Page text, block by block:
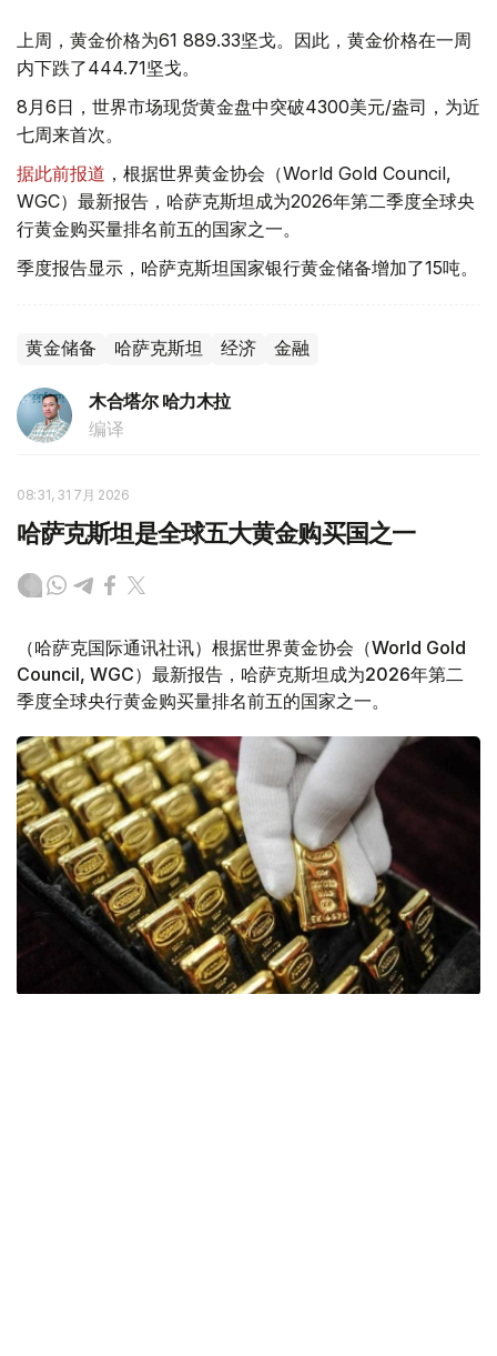
上周，黄金价格为61 889.33坚戈。因此，黄金价格在一周
内下跌了444.71坚戈。
8月6日，世界市场现货黄金盘中突破4300美元/盎司，为近
七周来首次。
据此前报道 ，根据世界黄金协会（World Gold Council,
WGC）最新报告，哈萨克斯坦成为2026年第二季度全球央
行黄金购买量排名前五的国家之一。
季度报告显示，哈萨克斯坦国家银行黄金储备增加了15吨。
黄金储备 哈萨克斯坦 经济 金融
木合塔尔 哈力木拉
编译
08:31, 31 7月 2026
哈萨克斯坦是全球五大黄金购买国之一
（哈萨克国际通讯社讯）根据世界黄金协会（World Gold
Council, WGC）最新报告，哈萨克斯坦成为2026年第二
季度全球央行黄金购买量排名前五的国家之一。